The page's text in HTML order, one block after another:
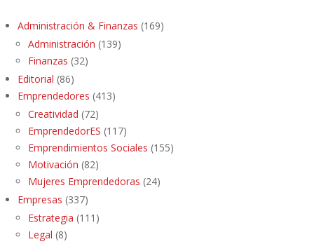
Administración & Finanzas (169)
Administración (139)
Finanzas (32)
Editorial (86)
Emprendedores (413)
Creatividad (72)
EmprendedorES (117)
Emprendimientos Sociales (155)
Motivación (82)
Mujeres Emprendedoras (24)
Empresas (337)
Estrategia (111)
Legal (8)